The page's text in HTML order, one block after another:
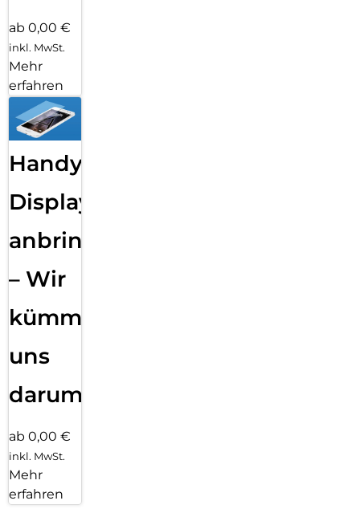
ab 0,00 €
inkl. MwSt.
Mehr
erfahren
Handy
Displayfolie
anbringen
– Wir
kümmern
uns
darum!
ab 0,00 €
inkl. MwSt.
Mehr
erfahren